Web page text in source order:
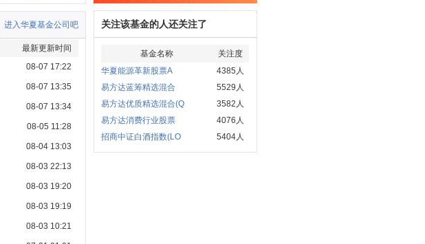
进入华夏基金公司吧
最新更新时间
08-07 17:22
08-07 13:35
08-07 13:34
08-05 11:28
08-04 13:03
08-03 22:13
08-03 19:20
08-03 19:19
08-03 10:21
关注该基金的人还关注了
基金名称
关注度
华夏能源革新股票A
4385人
易方达蓝筹精选混合
5529人
易方达优质精选混合(Q
3582人
易方达消费行业股票
4076人
招商中证白酒指数(LO
5404人